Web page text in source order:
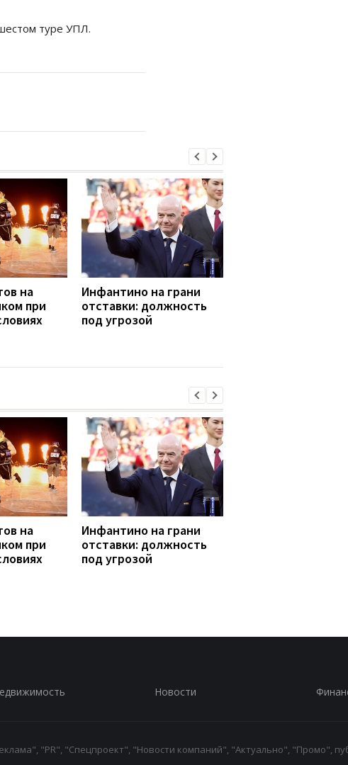
туре УПЛ.
на
при
Инфантино на грани
отставки: должность
под угрозой
на
при
Инфантино на грани
отставки: должность
под угрозой
Новости
"PR", "Спецпроект", "Новости компаний", "Актуально", "Промо",